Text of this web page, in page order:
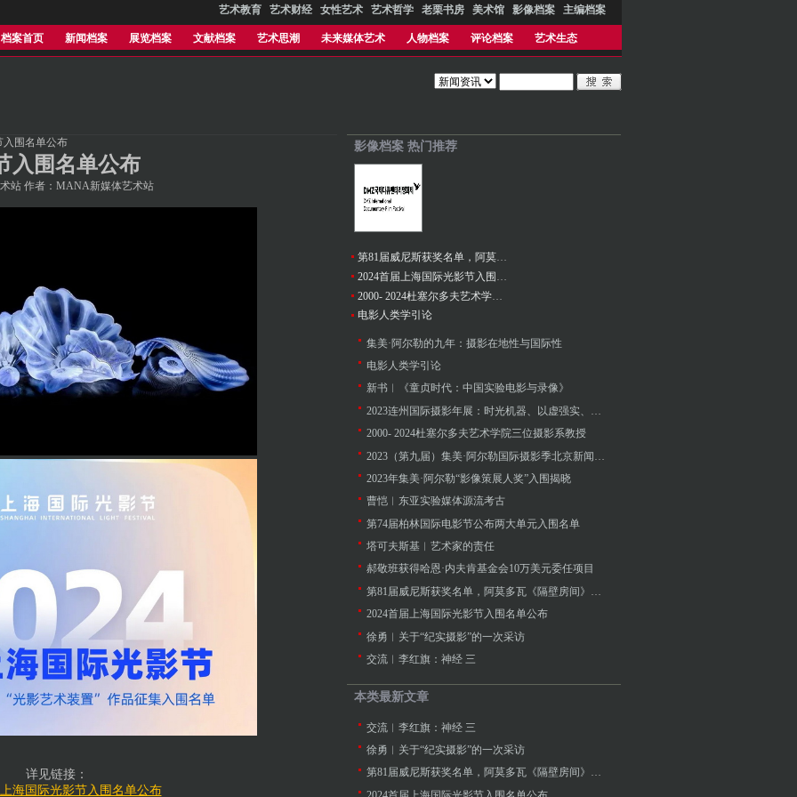
艺术教育 艺术财经 女性艺术 艺术哲学 老栗书房 美术馆 影像档案 主编档案
档案首页 新闻档案 展览档案 文献档案 艺术思潮 未来媒体艺术 人物档案 评论档案 艺术生态
入围名单公布
入围名单公布
站 作者：MANA新媒体艺术站
详见链接：
海国际光影节入围名单公布
影像档案 热门推荐
第81届威尼斯获奖名单，阿莫多瓦《隔壁房间》金狮奖
电影人类学引论
集美·阿尔勒的九年：摄影在地性与国际性
电影人类学引论
新书︱《童贞时代：中国实验电影与录像》
2023连州国际摄影年展：时光机器、以虚强实、同行际遇、降河洄游
2000- 2024杜塞尔多夫艺术学院三位摄影系教授
2023年集美·阿尔勒“影像策展人奖”入围揭晓
曹恺︱东亚实验媒体源流考古
第74届柏林国际电影节公布两大单元入围名单
塔可夫斯基︱艺术家的责任
郝敬班获得哈恩·内夫肯基金会10万美元委任项目
第81届威尼斯获奖名单，阿莫多瓦《隔壁房间》金狮奖
2024首届上海国际光影节入围名单公布
徐勇︱关于“纪实摄影”的一次采访
交流︱李红旗：神经 三
本类最新文章
交流︱李红旗：神经 三
徐勇︱关于“纪实摄影”的一次采访
第81届威尼斯获奖名单，阿莫多瓦《隔壁房间》金狮奖